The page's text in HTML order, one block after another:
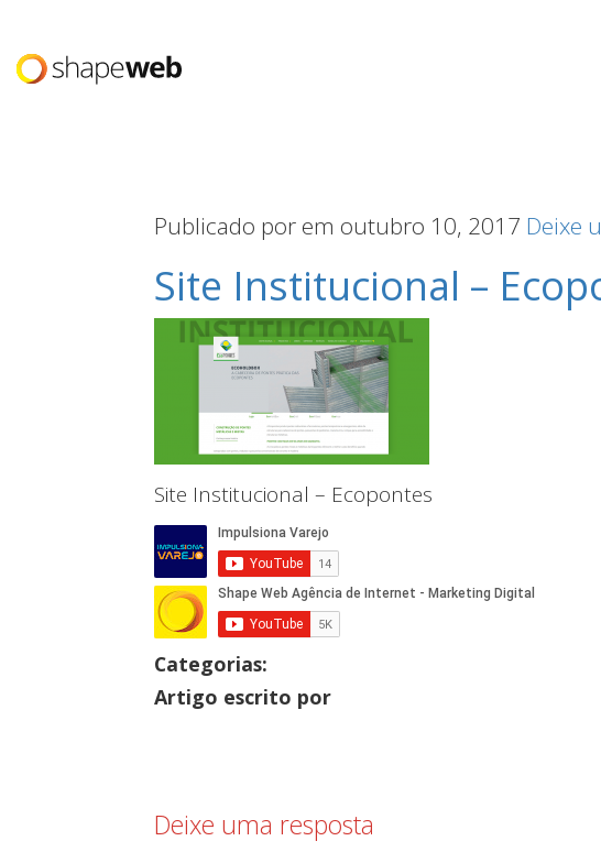
Publicado por em outubro 10, 2017 Deixe
Site Institucional –
Site Institucional – Ecopontes
Categorias:
Artigo escrito por
Deixe uma resposta